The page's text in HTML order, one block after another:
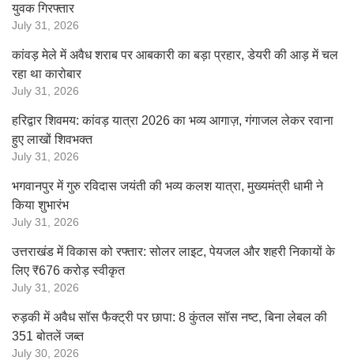
युवक गिरफ्तार
July 31, 2026
कांवड़ मेले में अवैध शराब पर आबकारी का बड़ा प्रहार, डेयरी की आड़ में चल
रहा था कारोबार
July 31, 2026
हरिद्वार शिवमय: कांवड़ यात्रा 2026 का भव्य आगाज़, गंगाजल लेकर रवाना
हुए लाखों शिवभक्त
July 31, 2026
भगवानपुर में गुरु रविदास जयंती की भव्य कलश यात्रा, मुख्यमंत्री धामी ने
किया शुभारंभ
July 31, 2026
उत्तराखंड में विकास को रफ्तार: सोलर लाइट, पेयजल और शहरी निकायों के
लिए ₹676 करोड़ स्वीकृत
July 31, 2026
रुड़की में अवैध सॉस फैक्ट्री पर छापा: 8 कुंतल सॉस नष्ट, बिना लेबल की
351 बोतलें जब्त
July 30, 2026